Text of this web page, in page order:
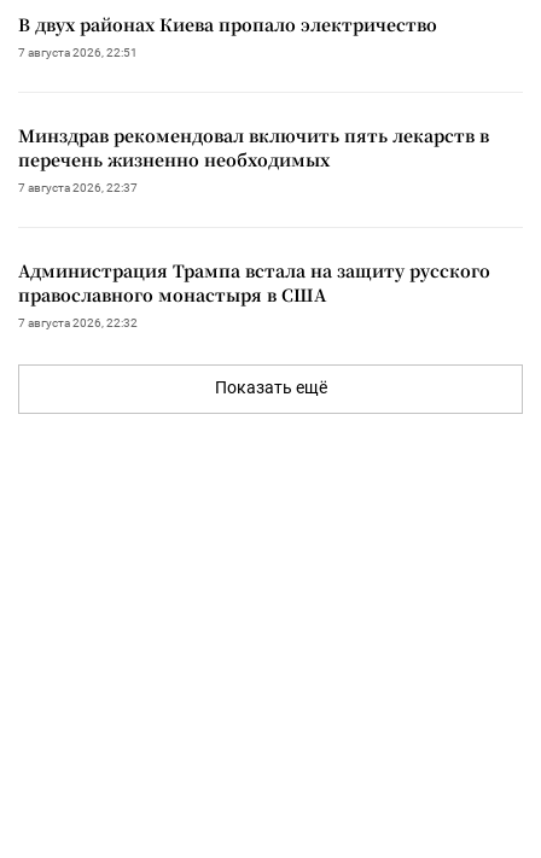
В двух районах Киева пропало электричество
7 августа 2026, 22:51
Минздрав рекомендовал включить пять лекарств в
перечень жизненно необходимых
7 августа 2026, 22:37
Администрация Трампа встала на защиту русского
православного монастыря в США
7 августа 2026, 22:32
Показать ещё